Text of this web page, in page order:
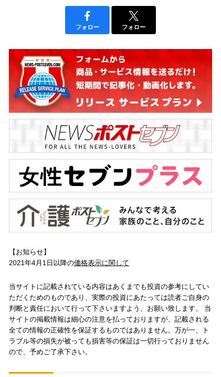
フォロー フォロー
【お知らせ】
2021年4月1日以降の価格表示に関して
当サイトに記載されている内容はあくまでも投資の参考にしてい
ただくためのものであり、実際の投資にあたっては読者ご自身の
判断と責任において行って下さいますよう、お願い致します。 当
サイトの掲載情報は細心の注意を払っておりますが、記載される
全ての情報の正確性を保証するものではありません。万が一、ト
ラブル等の損失が被っても損害等の保証は一切行っておりません
ので、予めご了承下さい。